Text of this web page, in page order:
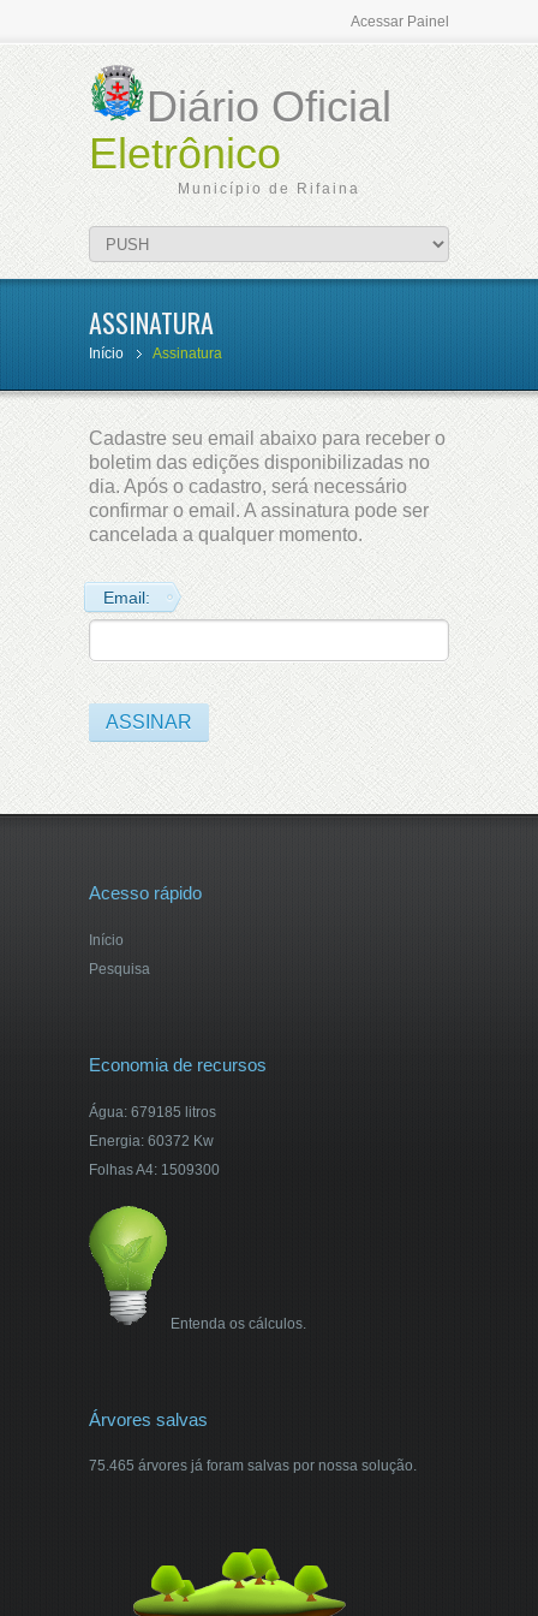
Acessar Painel
Diário Oficial
Eletrônico
Município de Rifaina
ASSINATURA
Início Assinatura
Cadastre seu email abaixo para receber o
boletim das edições disponibilizadas no
dia. Após o cadastro, será necessário
confirmar o email. A assinatura pode ser
cancelada a qualquer momento.
Email:
Acesso rápido
Início
Pesquisa
Economia de recursos
Água: 679185 litros
Energia: 60372 Kw
Folhas A4: 1509300
Entenda os cálculos.
Árvores salvas
75.465 árvores já foram salvas por nossa solução.